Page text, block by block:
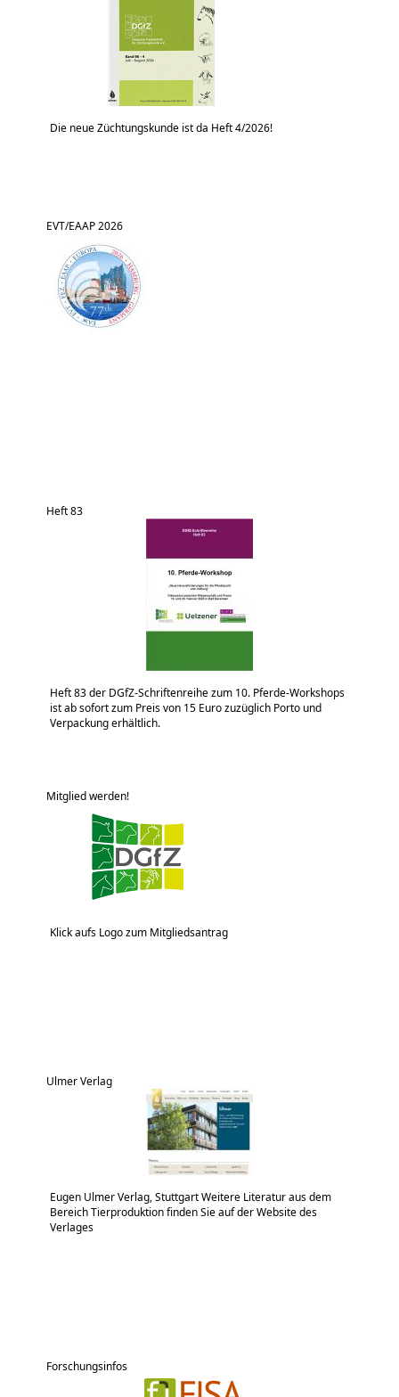
Die neue Züchtungskunde ist da Heft 4/2026!
EVT/EAAP 2026
Heft 83
Heft 83 der DGfZ-Schriftenreihe zum 10. Pferde-Workshops
ist ab sofort zum Preis von 15 Euro zuzüglich Porto und
Verpackung erhältlich.
Mitglied werden!
Klick aufs Logo zum Mitgliedsantrag
Ulmer Verlag
Eugen Ulmer Verlag, Stuttgart Weitere Literatur aus dem
Bereich Tierproduktion finden Sie auf der Website des
Verlages
Forschungsinfos